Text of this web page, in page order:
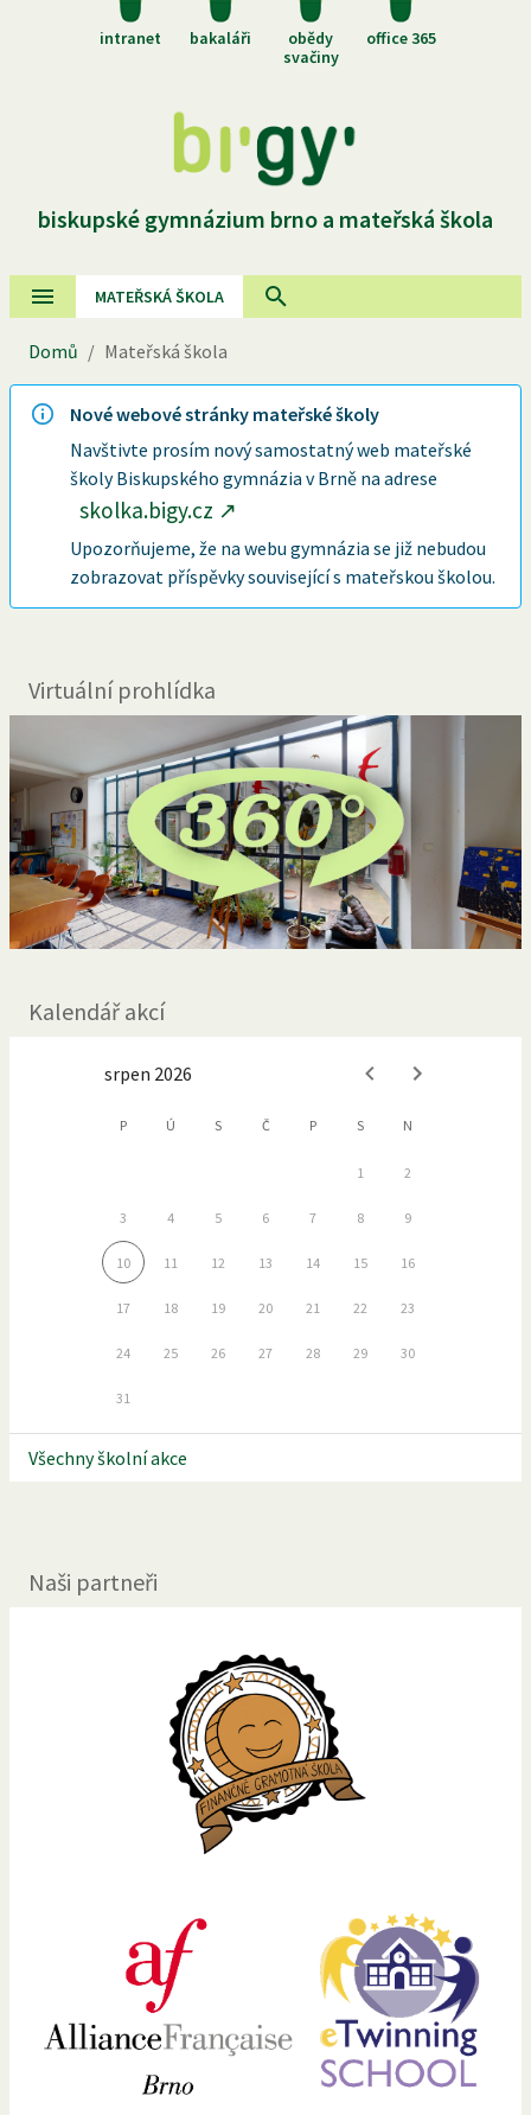
intranet bakaláři
obědy
svačiny
office 365
biskupské gymnázium brno a mateřská škola
MATEŘSKÁ ŠKOLA
Domů / Mateřská škola
Nové webové stránky mateřské školy
Navštivte prosím nový samostatný web mateřské
školy Biskupského gymnázia v Brně na adrese
skolka.bigy.cz ↗
Upozorňujeme, že na webu gymnázia se již nebudou
zobrazovat příspěvky související s mateřskou školou.
Virtuální prohlídka
Kalendář akcí
srpen 2026
P Ú S Č P S N
1 2
3 4 5 6 7 8 9
10 11 12 13 14 15 16
17 18 19 20 21 22 23
24 25 26 27 28 29 30
31
Všechny školní akce
Naši partneři